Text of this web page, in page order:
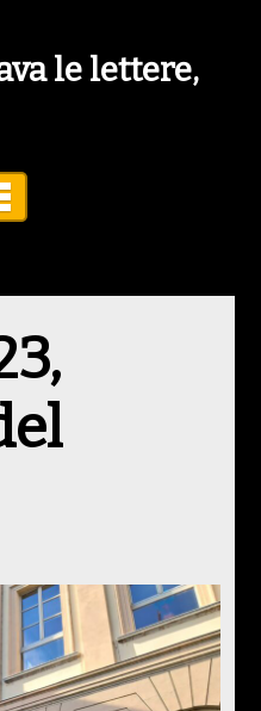
le lettere,